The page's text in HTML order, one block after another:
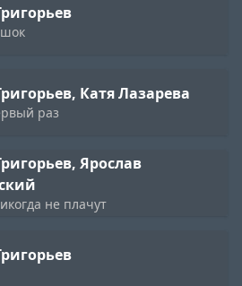
Катя Лазарева
раз
Ярослав
не плачут